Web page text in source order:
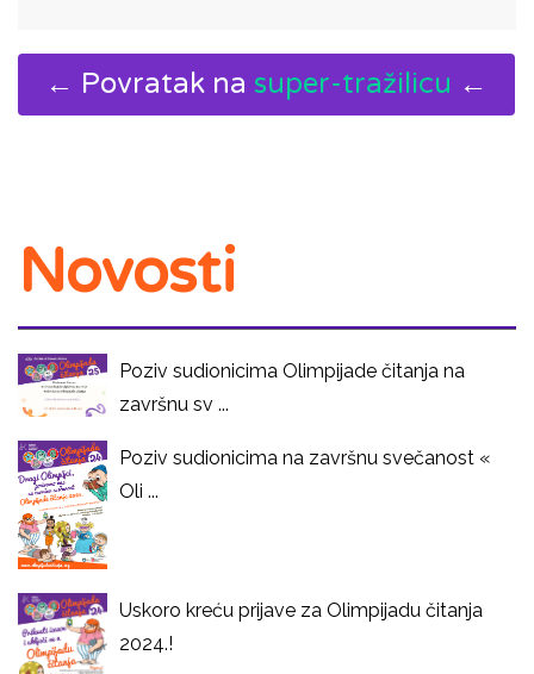
← Povratak na super-tražilicu ←
Novosti
Poziv sudionicima Olimpijade čitanja na
završnu sv ...
Poziv sudionicima na završnu svečanost «
Oli ...
Uskoro kreću prijave za Olimpijadu čitanja
2024.!